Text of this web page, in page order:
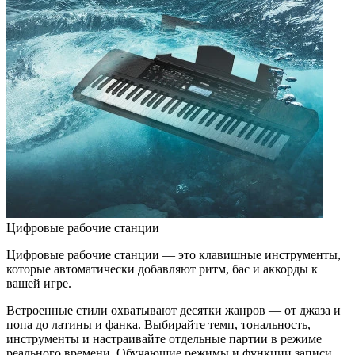
Цифровые рабочие станции
Цифровые рабочие станции — это клавишные инструменты,
которые автоматически добавляют ритм, бас и аккорды к
вашей игре.
Встроенные стили охватывают десятки жанров — от джаза и
попа до латины и фанка. Выбирайте темп, тональность,
инструменты и настраивайте отдельные партии в режиме